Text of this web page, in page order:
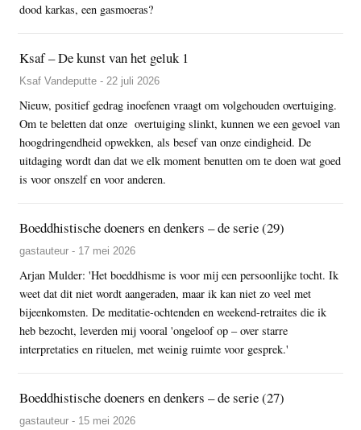
dood karkas, een gasmoeras?
Ksaf – De kunst van het geluk 1
Ksaf Vandeputte - 22 juli 2026
Nieuw, positief gedrag inoefenen vraagt om volgehouden overtuiging.
Om te beletten dat onze overtuiging slinkt, kunnen we een gevoel van
hoogdringendheid opwekken, als besef van onze eindigheid. De
uitdaging wordt dan dat we elk moment benutten om te doen wat goed
is voor onszelf en voor anderen.
Boeddhistische doeners en denkers – de serie (29)
gastauteur - 17 mei 2026
Arjan Mulder: 'Het boeddhisme is voor mij een persoonlijke tocht. Ik
weet dat dit niet wordt aangeraden, maar ik kan niet zo veel met
bijeenkomsten. De meditatie-ochtenden en weekend-retraites die ik
heb bezocht, leverden mij vooral 'ongeloof op – over starre
interpretaties en rituelen, met weinig ruimte voor gesprek.'
Boeddhistische doeners en denkers – de serie (27)
gastauteur - 15 mei 2026